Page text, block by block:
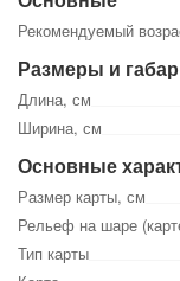
Рекомендуемый
Размеры и
Длина, см
Ширина, см
Основные
Размер карты, см
Рельеф на шаре
Тип карты